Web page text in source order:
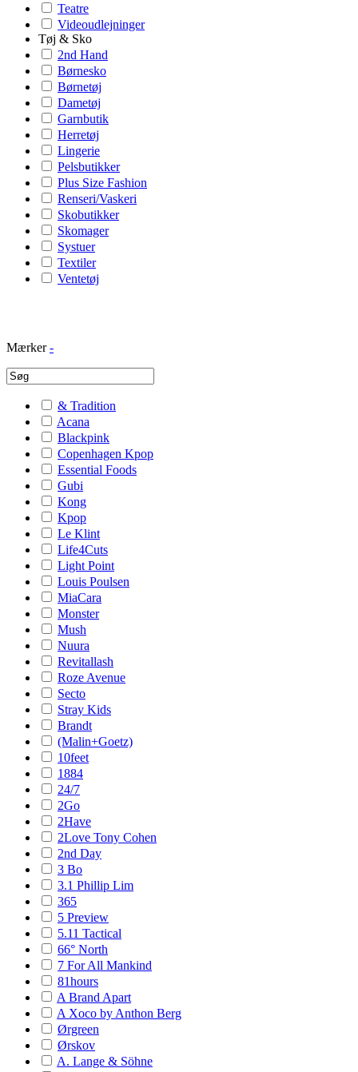
Teatre
Videoudlejninger
Tøj & Sko
2nd Hand
Børnesko
Børnetøj
Dametøj
Garnbutik
Herretøj
Lingerie
Pelsbutikker
Plus Size Fashion
Renseri/Vaskeri
Skobutikker
Skomager
Systuer
Textiler
Ventetøj
Mærker -
& Tradition
Acana
Blackpink
Copenhagen Kpop
Essential Foods
Gubi
Kong
Kpop
Le Klint
Life4Cuts
Light Point
Louis Poulsen
MiaCara
Monster
Mush
Nuura
Revitallash
Roze Avenue
Secto
Stray Kids
Brandt
(Malin+Goetz)
10feet
1884
24/7
2Go
2Have
2Love Tony Cohen
2nd Day
3 Bo
3.1 Phillip Lim
365
5 Preview
5.11 Tactical
66° North
7 For All Mankind
81hours
A Brand Apart
A Xoco by Anthon Berg
Ørgreen
Ørskov
A. Lange & Söhne